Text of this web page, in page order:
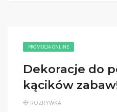
PROMOCJA ONLINE
Dekoracje do
kącików
ROZRYWKA